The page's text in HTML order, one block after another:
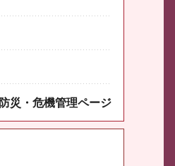
防災・危機管理ページ